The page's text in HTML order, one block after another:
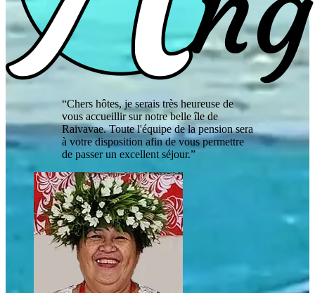
“Chers hôtes, je serais très heureuse de
vous accueillir sur notre belle île de
Raivavae. Toute l'équipe de la pension sera
à votre disposition afin de vous permettre
de passer un excellent séjour.”